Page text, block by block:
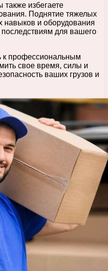
также избегаете
Поднятие тяжелых
навыков и оборудования
для вашего
к профессиональным
свое время, силы и
ваших грузов и